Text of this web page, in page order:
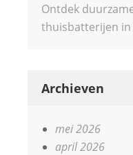
Ontdek
thuisbatterijen in
Archieven
mei 2026
april 2026